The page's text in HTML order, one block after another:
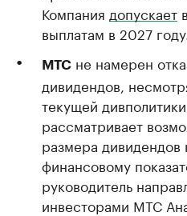
Компания допускает
выплатам в 2027 году.
МТС не намерен
дивидендов,
текущей
рассматривает
размера дивидендов
финансовому
руководитель
инвесторами МТС